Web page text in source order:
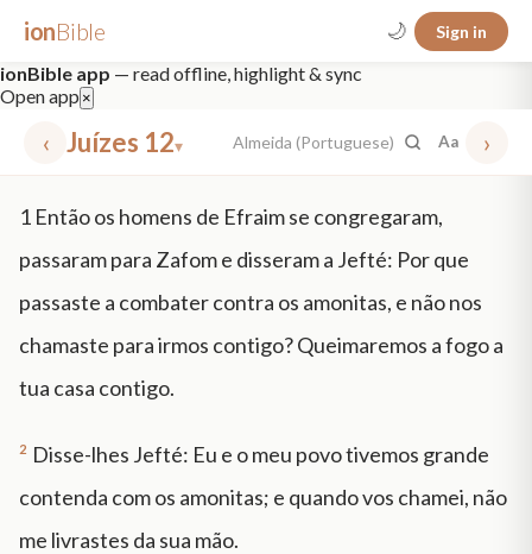
ionBible 🌙 Sign in
ionBible app — read offline, highlight & sync
Open app ×
‹ Juízes 12▾ Almeida (Portuguese) Aa ›
nt faith "peace that passeth" grace -law
1 Então os homens de Efraim se congregaram,
passaram para Zafom e disseram a Jefté: Por que
passaste a combater contra os amonitas, e não nos
chamaste para irmos contigo? Queimaremos a fogo a
tua casa contigo.
2 Disse-lhes Jefté: Eu e o meu povo tivemos grande
contenda com os amonitas; e quando vos chamei, não
me livrastes da sua mão.